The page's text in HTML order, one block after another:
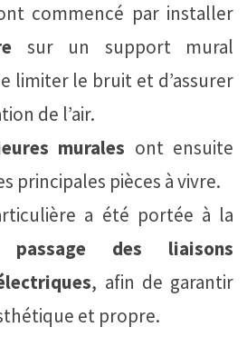
commencé par installer
sur un support mural
limiter le bruit et d’assurer
de l’air.
murales ont ensuite
principales pièces à vivre.
a été portée à la
des liaisons
, afin de garantir
et propre.